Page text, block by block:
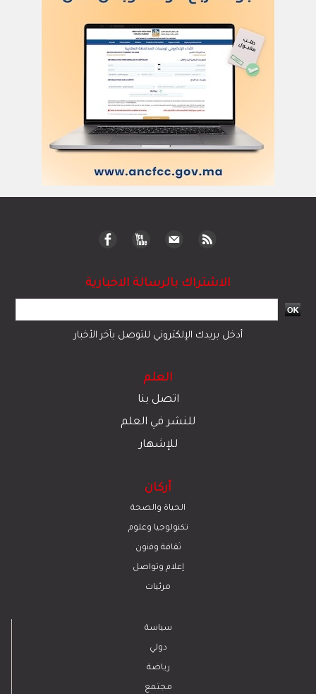
الاشتراك بالرسالة الاخبارية
أدخل بريدك الإلكتروني للتوصل بآخر الأخبار
العلم
اتصل بنا
للنشر في العلم
للإشهار
أركان
الحياة والصحة
تكنولوجيا وعلوم
ﺛﻘﺎﻓﺔ وﻓﻧون
إعلام وتواصل
مرئيات
سياسة
دولي
رياضة
مجتمع